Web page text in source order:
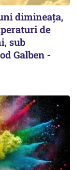
dimineaţa,
de
sub
Galben -